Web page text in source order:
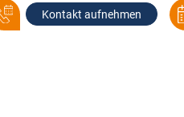
Kontakt aufnehmen